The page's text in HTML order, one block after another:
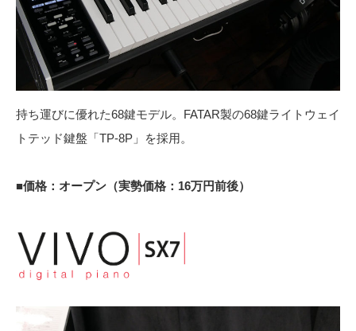
持ち運びに優れた68鍵モデル。FATAR製の68鍵ライトウェイ
トテッド鍵盤「TP-8P」を採用。
■価格：オープン（実勢価格：16万円前後）